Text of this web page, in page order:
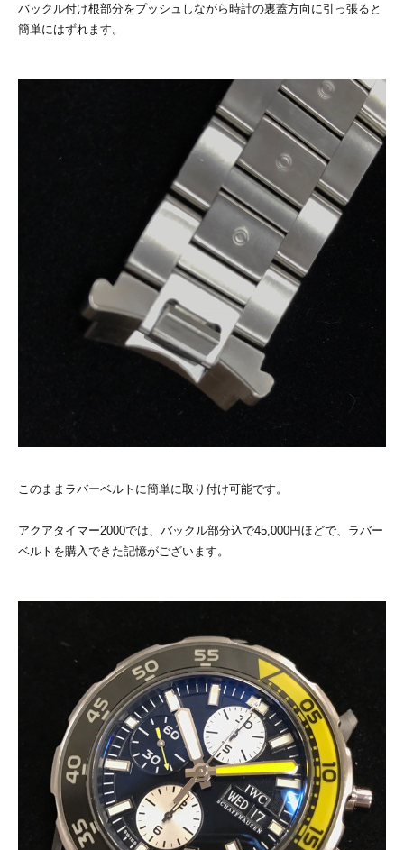
バックル付け根部分をプッシュしながら時計の裏蓋方向に引っ張ると
簡単にはずれます。
このままラバーベルトに簡単に取り付け可能です。
アクアタイマー2000では、バックル部分込で45,000円ほどで、ラバー
ベルトを購入できた記憶がございます。